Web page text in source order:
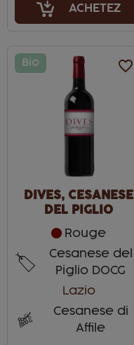
ACHETEZ
favorite_border
Bio
DIVES, CESANESE
DEL PIGLIO
Rouge
Cesanese del
Piglio DOCG
Lazio
Cesanese di
Affile